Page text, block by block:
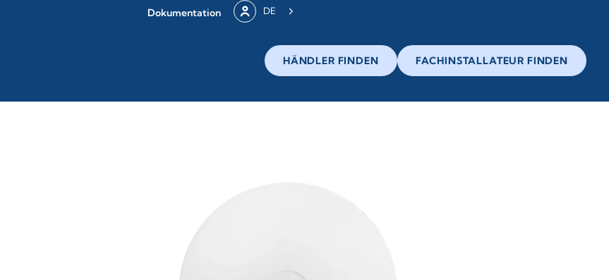
Dokumentation DE
HÄNDLER FINDEN FACHINSTALLATEUR FINDEN